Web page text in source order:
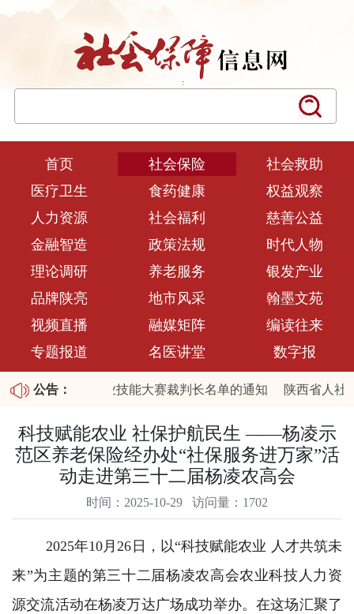
首页 社会保险
社会救助
医疗卫生
食药健康
权益观察
人力资源
社会福利
慈善公益
金融智造
政策法规
时代人物
理论调研
养老服务
银发产业
品牌陕亮
地市风采
翰墨文苑
视频直播
融媒矩阵
编读往来
专题报道
名医讲堂 数字报
公告：
布陕西省2026职业技能大赛裁判长名单的通知 陕西省人社
年第四批拖欠农民工工资失信联合惩戒对象名单和重大劳动
科技赋能农业 社保护航民生 ——杨凌示
范区养老保险经办处“社保服务进万家”活
动走进第三十二届杨凌农高会
时间：2025-10-29 访问量：1702
2025年10月26日，以“科技赋能农业 人才共筑未
来”为主题的第三十二届杨凌农高会农业科技人力资
源交流活动在杨凌万达广场成功举办。在这场汇聚了